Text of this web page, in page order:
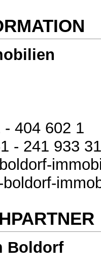
- 404 602 1
- 241 933 31
Boldorf